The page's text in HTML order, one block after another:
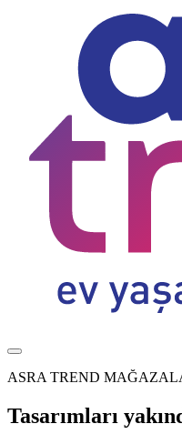
ASRA TREND
Tasarımları